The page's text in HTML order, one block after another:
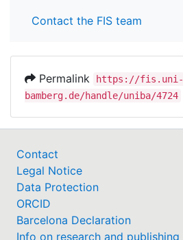
Contact the FIS team
Permalink
https://fis.uni-
bamberg.de/handle/uniba/4724
Contact
Legal Notice
Data Protection
ORCID
Barcelona Declaration
Info on research and publishing